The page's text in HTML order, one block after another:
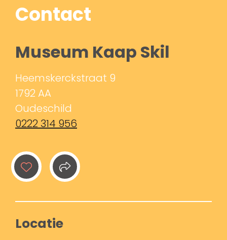
Contact
Museum Kaap Skil
Heemskerckstraat 9
1792 AA
Oudeschild
0222 314 956
Locatie